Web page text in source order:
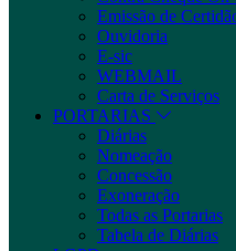
Emissão de
Ouvidoria
E-sic
WEBMAIL
Carta de Serviços
PORTARIAS
Diárias
Nomeação
Concessão
Exoneração
Todas as Portarias
Tabela de Diárias